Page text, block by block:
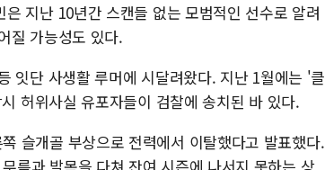
지난 10년간 스캔들 없는 모범적인 선수로 알려
질 가능성도 있다.
잇단 사생활 루머에 시달려왔다. 지난 1월에는 '클
허위사실 유포자들이 검찰에 송치된 바 있다.
슬개골 부상으로 전력에서 이탈했다고 발표했다.